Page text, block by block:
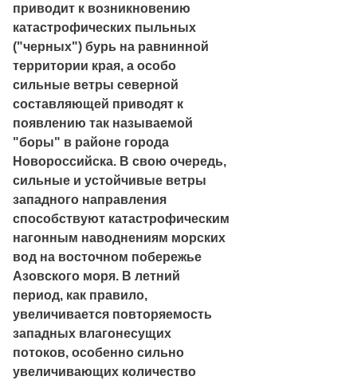
приводит к возникновению
катастрофических пыльных
("черных") бурь на равнинной
территории края, а особо
сильные ветры северной
составляющей приводят к
появлению так называемой
"боры" в районе города
Новороссийска. В свою очередь,
сильные и устойчивые ветры
западного направления
способствуют катастрофическим
нагонным наводнениям морских
вод на восточном побережье
Азовского моря. В летний
период, как правило,
увеличивается повторяемость
западных влагонесущих
потоков, особенно сильно
увеличивающих количество